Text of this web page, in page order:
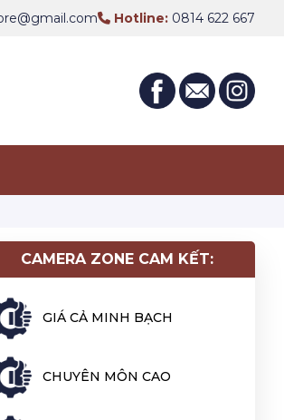
Hotline: 0814 622 667
CAMERA ZONE CAM KẾT:
GIÁ CẢ MINH BẠCH
CHUYÊN MÔN CAO